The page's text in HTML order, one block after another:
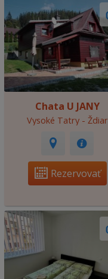
Chata U JANY
Vysoké Tatry - Ždiar
Rezervovať